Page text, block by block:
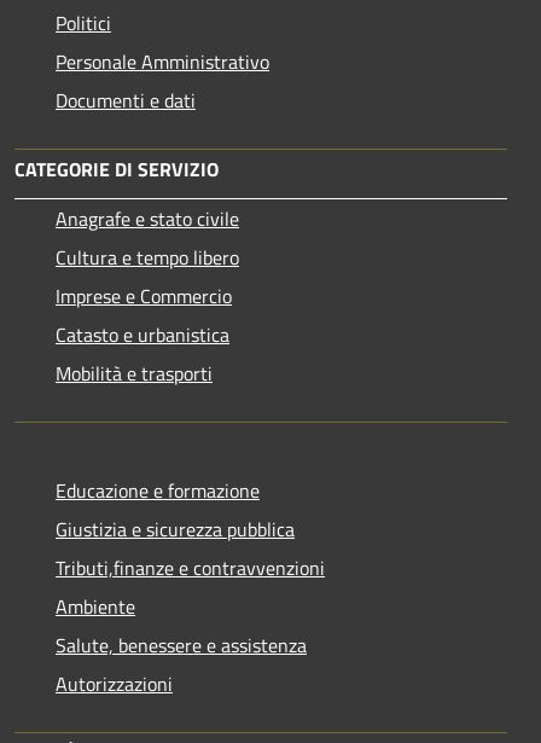
Politici
Personale Amministrativo
Documenti e dati
CATEGORIE DI SERVIZIO
Anagrafe e stato civile
Cultura e tempo libero
Imprese e Commercio
Catasto e urbanistica
Mobilità e trasporti
Educazione e formazione
Giustizia e sicurezza pubblica
Tributi,finanze e contravvenzioni
Ambiente
Salute, benessere e assistenza
Autorizzazioni